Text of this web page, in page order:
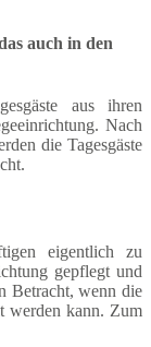
auch in den
aus ihren
Nach
die Tagesgäste
eigentlich zu
gepflegt und
Betracht, wenn die
werden kann. Zum